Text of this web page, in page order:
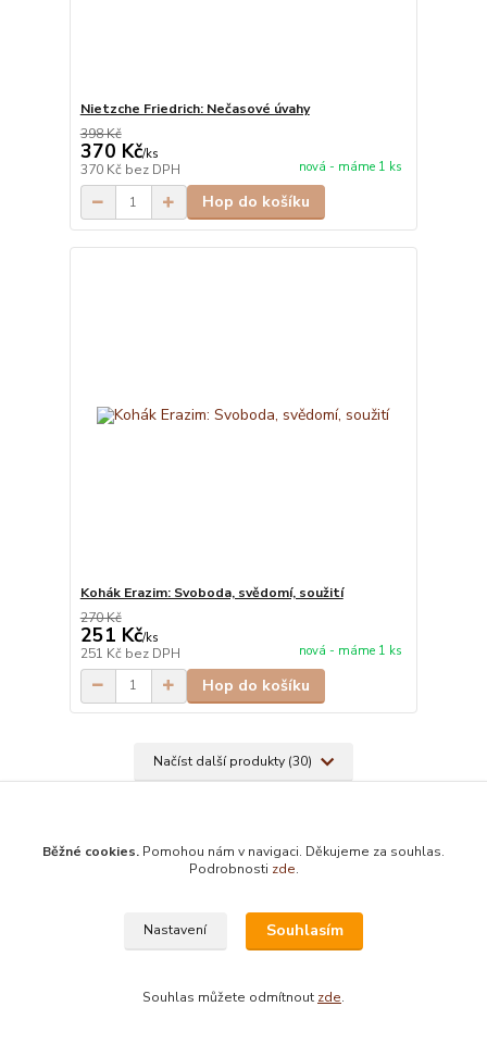
Nietzche Friedrich: Nečasové úvahy
398 Kč
370 Kč/ks
370 Kč bez DPH nová - máme 1 ks
Hop do košíku
Kohák Erazim: Svoboda, svědomí, soužití
270 Kč
251 Kč/ks
251 Kč bez DPH nová - máme 1 ks
Hop do košíku
Načíst další produkty (30)
všechny antikvární knihy můžete vrátit až do 3 let od zakoupení
Běžné cookies. Pomohou nám v navigaci. Děkujeme za souhlas.
Podrobnosti zde.
Nastavení Souhlasím
Souhlas můžete odmítnout zde.